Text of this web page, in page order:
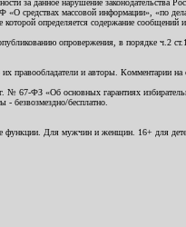
за данное нарушение законодательства
массовой информации», «по
определяется содержание сообщений и
опровержения, в порядке ч.2
правообладатели и авторы.
ФЗ «Об основных гарантиях
- безвозмездно/бесплатно.
функции. Для мужчин и женщин. 16+ для